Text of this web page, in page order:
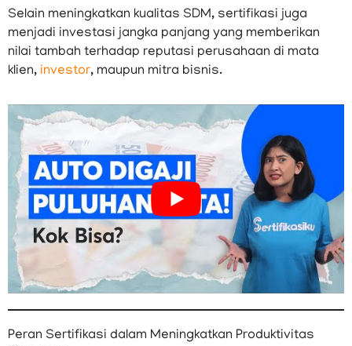
Selain meningkatkan kualitas SDM, sertifikasi juga
menjadi investasi jangka panjang yang memberikan
nilai tambah terhadap reputasi perusahaan di mata
klien, investor, maupun mitra bisnis.
Peran Sertifikasi dalam Meningkatkan Produktivitas